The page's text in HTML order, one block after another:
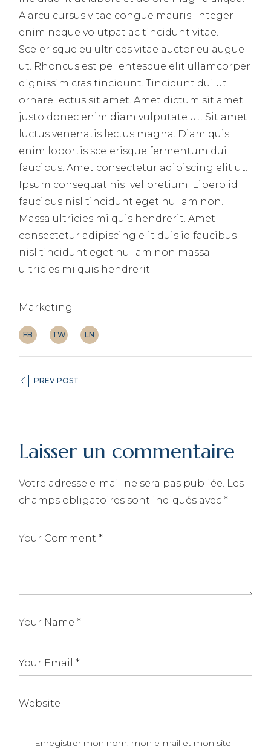
A arcu cursus vitae congue mauris. Integer
enim neque volutpat ac tincidunt vitae.
Scelerisque eu ultrices vitae auctor eu augue
ut. Rhoncus est pellentesque elit ullamcorper
dignissim cras tincidunt. Tincidunt dui ut
ornare lectus sit amet. Amet dictum sit amet
justo donec enim diam vulputate ut. Sit amet
luctus venenatis lectus magna. Diam quis
enim lobortis scelerisque fermentum dui
faucibus. Amet consectetur adipiscing elit ut.
Ipsum consequat nisl vel pretium. Libero id
faucibus nisl tincidunt eget nullam non.
Massa ultricies mi quis hendrerit. Amet
consectetur adipiscing elit duis id faucibus
nisl tincidunt eget nullam non massa
ultricies mi quis hendrerit.
Marketing
FB TW LN
PREV POST
Laisser un commentaire
Votre adresse e-mail ne sera pas publiée. Les
champs obligatoires sont indiqués avec *
Enregistrer mon nom, mon e-mail et mon site